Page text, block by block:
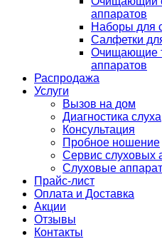
аппаратов
Наборы для
Салфетки
Очищающие
аппаратов
Распродажа
Услуги
Вызов на дом
Диагностика слуха
Консультация
Пробное ношение
Сервис слуховых
Слуховые
Прайс-лист
Оплата и Доставка
Акции
Отзывы
Контакты